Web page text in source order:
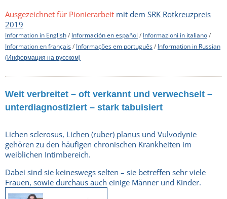
Ausgezeichnet für Pionierarbeit mit dem SRK Rotkreuzpreis
2019
Information in English/ Información en español / Informazioni in italiano/
Information en français/ Informações em português/ Information in Russian
(Информация на русском)
Weit verbreitet – oft verkannt und verwechselt –
unterdiagnostiziert – stark tabuisiert
Lichen sclerosus, Lichen (ruber) planus und Vulvodynie
gehören zu den häufigen chronischen Krankheiten im
weiblichen Intimbereich.
Dabei sind sie keineswegs selten – sie betreffen sehr viele
Frauen, sowie durchaus auch einige Männer und Kinder.